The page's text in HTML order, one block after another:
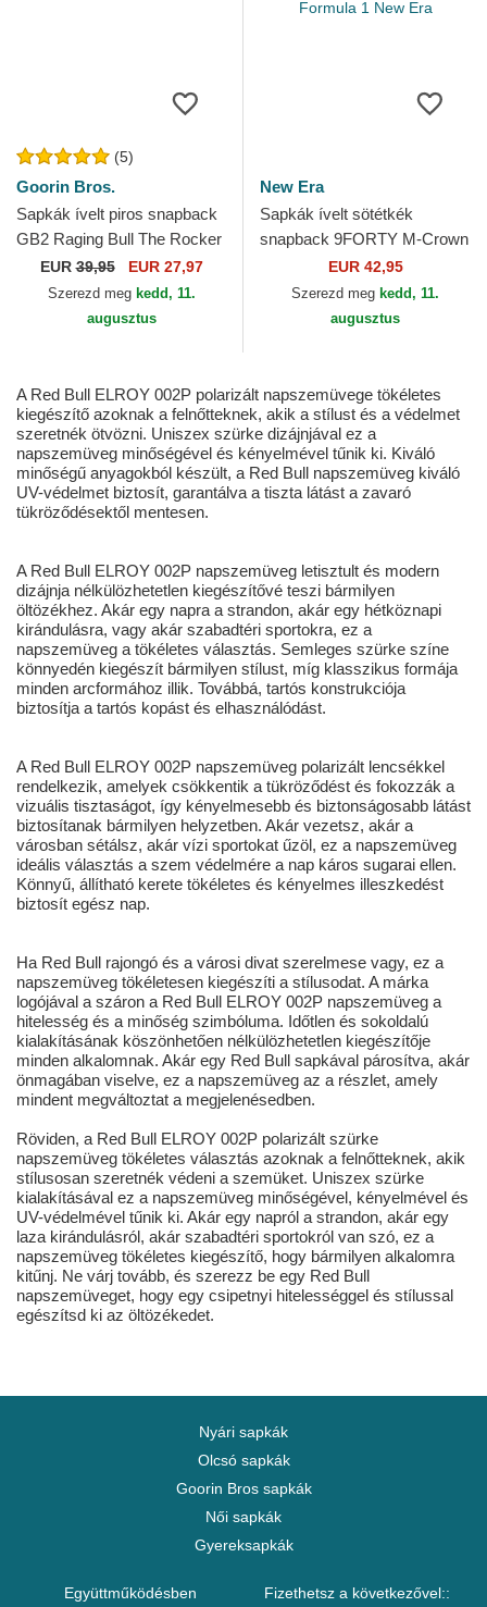
(5)
Goorin Bros.
Sapkák ívelt piros snapback
GB2 Raging Bull The Rocker
The Farm Goorin Bros.
EUR39,95 EUR 27,97
Szerezd meg kedd, 11.
augusztus
New Era
Sapkák ívelt sötétkék
snapback 9FORTY M-Crown
Visor Print Red Bull Racing
Formula 1 New Era
EUR 42,95
Szerezd meg kedd, 11.
augusztus
A Red Bull ELROY 002P polarizált napszemüvege tökéletes
kiegészítő azoknak a felnőtteknek, akik a stílust és a védelmet
szeretnék ötvözni. Uniszex szürke dizájnjával ez a
napszemüveg minőségével és kényelmével tűnik ki. Kiváló
minőségű anyagokból készült, a Red Bull napszemüveg kiváló
UV-védelmet biztosít, garantálva a tiszta látást a zavaró
tükröződésektől mentesen.
A Red Bull ELROY 002P napszemüveg letisztult és modern
dizájnja nélkülözhetetlen kiegészítővé teszi bármilyen
öltözékhez. Akár egy napra a strandon, akár egy hétköznapi
kirándulásra, vagy akár szabadtéri sportokra, ez a
napszemüveg a tökéletes választás. Semleges szürke színe
könnyedén kiegészít bármilyen stílust, míg klasszikus formája
minden arcformához illik. Továbbá, tartós konstrukciója
biztosítja a tartós kopást és elhasználódást.
A Red Bull ELROY 002P napszemüveg polarizált lencsékkel
rendelkezik, amelyek csökkentik a tükröződést és fokozzák a
vizuális tisztaságot, így kényelmesebb és biztonságosabb látást
biztosítanak bármilyen helyzetben. Akár vezetsz, akár a
városban sétálsz, akár vízi sportokat űzöl, ez a napszemüveg
ideális választás a szem védelmére a nap káros sugarai ellen.
Könnyű, állítható kerete tökéletes és kényelmes illeszkedést
biztosít egész nap.
Ha Red Bull rajongó és a városi divat szerelmese vagy, ez a
napszemüveg tökéletesen kiegészíti a stílusodat. A márka
logójával a száron a Red Bull ELROY 002P napszemüveg a
hitelesség és a minőség szimbóluma. Időtlen és sokoldalú
kialakításának köszönhetően nélkülözhetetlen kiegészítője
minden alkalomnak. Akár egy Red Bull sapkával párosítva, akár
önmagában viselve, ez a napszemüveg az a részlet, amely
mindent megváltoztat a megjelenésedben.
Röviden, a Red Bull ELROY 002P polarizált szürke
napszemüveg tökéletes választás azoknak a felnőtteknek, akik
stílusosan szeretnék védeni a szemüket. Uniszex szürke
kialakításával ez a napszemüveg minőségével, kényelmével és
UV-védelmével tűnik ki. Akár egy napról a strandon, akár egy
laza kirándulásról, akár szabadtéri sportokról van szó, ez a
napszemüveg tökéletes kiegészítő, hogy bármilyen alkalomra
kitűnj. Ne várj tovább, és szerezz be egy Red Bull
napszemüveget, hogy egy csipetnyi hitelességgel és stílussal
egészítsd ki az öltözékedet.
Nyári sapkák
Olcsó sapkák
Goorin Bros sapkák
Női sapkák
Gyereksapkák
Együttműködésben
Fizethetsz a következővel::